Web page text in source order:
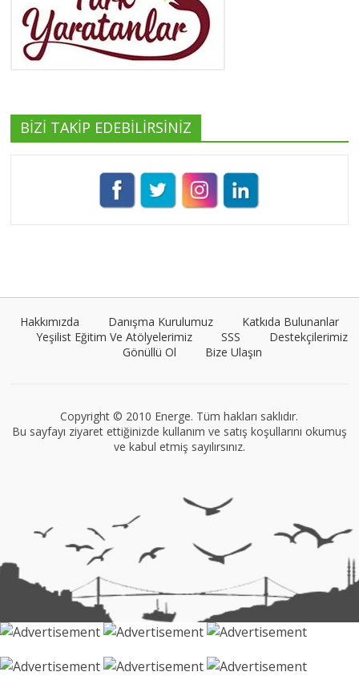
Yeşilist
Tüm yazıları görüntüle
Pınar Demirkan
Tüm yazıları görüntüle
Naz Kural
Tüm yazıları görüntüle
BİZİ TAKİP EDEBİLİRSİNİZ
Hakkımızda Danışma Kurulumuz
Katkıda Bulunanlar
Yeşilist Eğitim Ve Atölyelerimiz
SSS
Destekçilerimiz
Gönüllü Ol
Bize Ulaşın
Copyright © 2010 Energe. Tüm hakları saklıdır.
Bu sayfayı ziyaret ettiğinizde kullanım ve satış koşullarını okumuş
ve kabul etmiş sayılırsınız.